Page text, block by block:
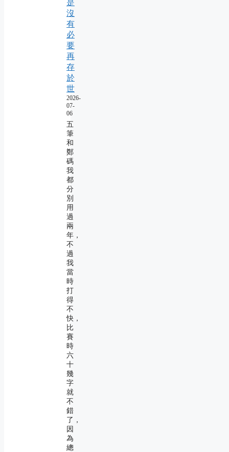
是
沒
有
必
要
再
存
於
世
2026-
07-
06
五
筆
和
鄭
碼
我
都
分
別
用
過
兩
年，
不
過
我
當
時
打
得
不
快，
比
賽
時
六
十
幾
字
就
不
錯
了，
因
為
總